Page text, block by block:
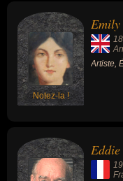
Notez-la !
Artiste,